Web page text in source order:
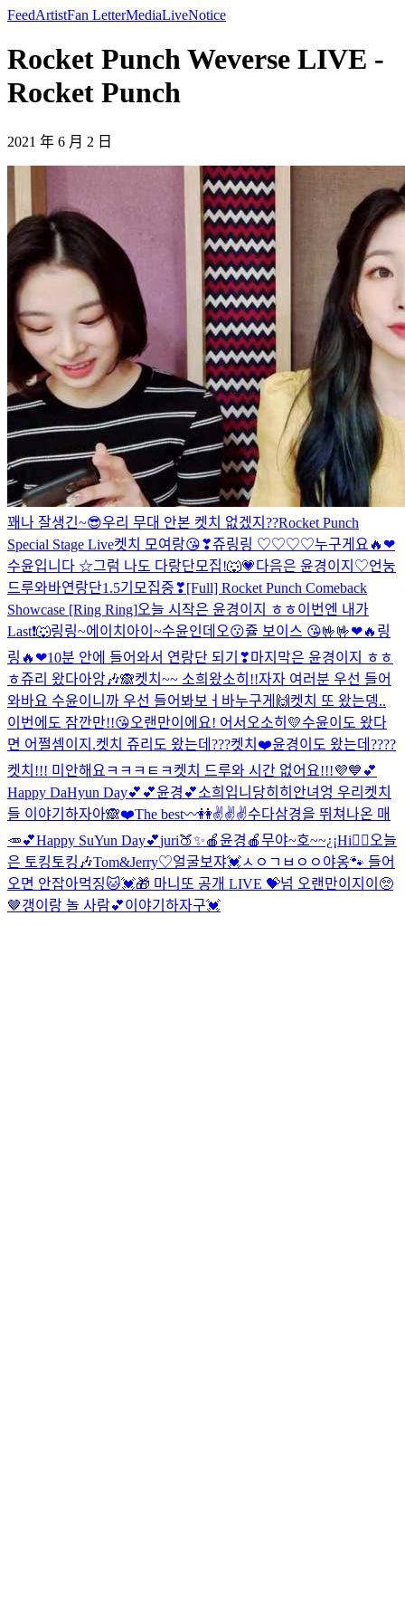
FeedArtistFan LetterMediaLiveNotice
Rocket Punch Weverse LIVE -
Rocket Punch
2021 年 6 月 2 日
꽤나 잘생긴~😎우리 무대 안본 켓치 없겠지??Rocket Punch
Special Stage Live켓치 모여랑😘❣쥬링링 ♡♡♡♡누구게요🔥❤
수윤입니다 ☆그럼 나도 다랑단모집!🐺💗다음은 윤경이지♡언눙
드루와바연랑단1.5기모집중❣[Full] Rocket Punch Comeback
Showcase [Ring Ring]오늘 시작은 윤경이지 ㅎㅎ이번엔 내가
Last❗🐺링링~에이치아이~수윤인데오😗쥴 보이스 😘🤟🤟❤🔥링
링🔥❤10분 안에 들어와서 연랑단 되기❣마지막은 윤경이지 ㅎㅎ
ㅎ쥬리 왔다아앙🎶🙈켓치~~ 소희왔소히!!자자 여러분 우선 들어
와바요 수윤이니까 우선 들어봐보ㅓ바누구게🙌 켓치 또 왔는뎅..
이번에도 잠깐만!!😘오랜만이에요! 어서오소히💛수윤이도 왔다
면 어쩔셈이지.켓치 쥬리도 왔는데???켓치❤️윤경이도 왔는데????
켓치!!! 미안해요ㅋㅋㅋㅌㅋ 켓치 드루와 시간 없어요!!!💜💙 💕
Happy DaHyun Day💕 💕윤경💕소희입니당히히 안녀엉 우리켓치
들 이야기하자아🙈❤️The best〰👭✌✌✌수다삼경을 뛰쳐나온 매
🥕💕Happy SuYun​ Day💕juri🍑✨🍎윤경🍎무야~호~~¿¡Hi🙋‍♀️ 오늘
은 토킹토킹🎶Tom&Jerry♡얼굴보쟈💓ㅅㅇㄱㅂㅇㅇ 야옹🐾 들어
오면 안잡아먹징🐱💓🎁 마니또 공개 LIVE 💝넘 오랜만이지이🥺
🤎갱이랑 놀 사람💕이야기하자구💓